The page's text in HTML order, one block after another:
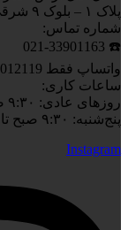
پلاک ۱ – بلوک ۹ شرقی
شماره تماس:
☎️ 021-33901163
واتساپ فقط 09121012119
ساعات کاری:
روزهای عادی: ۹:۳۰ صبح تا ۶ عصر
پنج‌شنبه: ۹:۳۰ صبح تا ۲ ظهر
Instagram